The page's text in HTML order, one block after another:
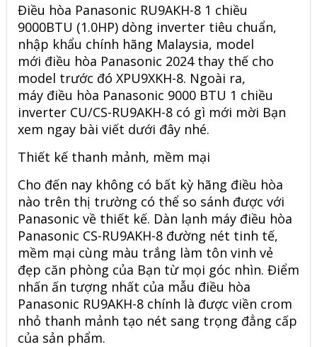
Điều hòa Panasonic RU9AKH-8 1 chiều
9000BTU (1.0HP) dòng inverter tiêu chuẩn,
nhập khẩu chính hãng Malaysia, model
mới điều hòa Panasonic 2024 thay thế cho
model trước đó XPU9XKH-8. Ngoài ra,
máy điều hòa Panasonic 9000 BTU 1 chiều
inverter CU/CS-RU9AKH-8 có gì mới mời Bạn
xem ngay bài viết dưới đây nhé.
Thiết kế thanh mảnh, mềm mại
Cho đến nay không có bất kỳ hãng điều hòa
nào trên thị trường có thể so sánh được với
Panasonic về thiết kế. Dàn lạnh máy điều hòa
Panasonic CS-RU9AKH-8 đường nét tinh tế,
mềm mại cùng màu trắng làm tôn vinh vẻ
đẹp căn phòng của Bạn từ mọi góc nhìn. Điểm
nhấn ấn tượng nhất của mẫu điều hòa
Panasonic RU9AKH-8 chính là được viền crom
nhỏ thanh mảnh tạo nét sang trọng đẳng cấp
của sản phẩm.